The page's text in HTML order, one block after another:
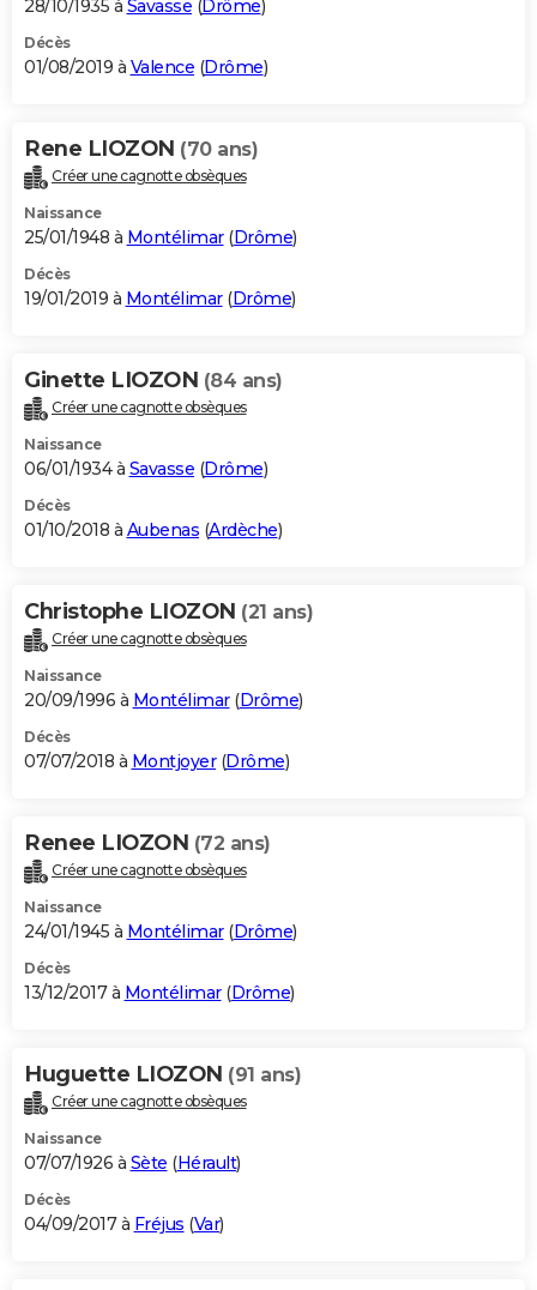
28/10/1935 à Savasse (Drôme)
Décès
01/08/2019 à Valence (Drôme)
Rene LIOZON (70 ans)
Créer une cagnotte obsèques
Naissance
25/01/1948 à Montélimar(Drôme)
Décès
19/01/2019 à Montélimar(Drôme)
Ginette LIOZON (84 ans)
Créer une cagnotte obsèques
Naissance
06/01/1934 à Savasse (Drôme)
Décès
01/10/2018 à Aubenas (Ardèche)
Christophe LIOZON (21 ans)
Créer une cagnotte obsèques
Naissance
20/09/1996 à Montélimar(Drôme)
Décès
07/07/2018 à Montjoyer(Drôme)
Renee LIOZON (72 ans)
Créer une cagnotte obsèques
Naissance
24/01/1945 à Montélimar(Drôme)
Décès
13/12/2017 à Montélimar(Drôme)
Huguette LIOZON (91 ans)
Créer une cagnotte obsèques
Naissance
07/07/1926 à Sète (Hérault)
Décès
04/09/2017 à Fréjus (Var)